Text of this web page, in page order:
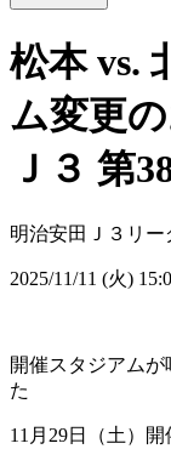
松本 vs.
ム変更
Ｊ３ 第
明治安田Ｊ３リー
2025/11/11 (火)
開催スタジアム
た
11月29日（土）